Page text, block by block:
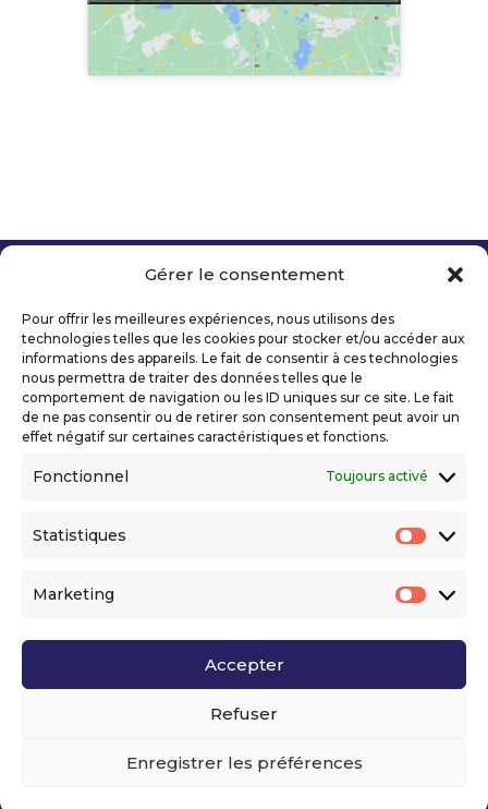
Gérer le consentement
Pour offrir les meilleures expériences, nous utilisons des
technologies telles que les cookies pour stocker et/ou accéder aux
informations des appareils. Le fait de consentir à ces technologies
nous permettra de traiter des données telles que le
comportement de navigation ou les ID uniques sur ce site. Le fait
de ne pas consentir ou de retirer son consentement peut avoir un
effet négatif sur certaines caractéristiques et fonctions.
Fonctionnel Toujours activé
Statistiques
Marketing
Accepter
Refuser
Enregistrer les préférences
Mentions légales
Politique de confidentialité
Déclaration d’accessibilité numérique
Ils nous soutiennent
Voir l’ensemble de nos partenaires